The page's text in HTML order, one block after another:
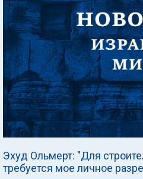
Эхуд Ольмерт: "Для
требуется мое личное